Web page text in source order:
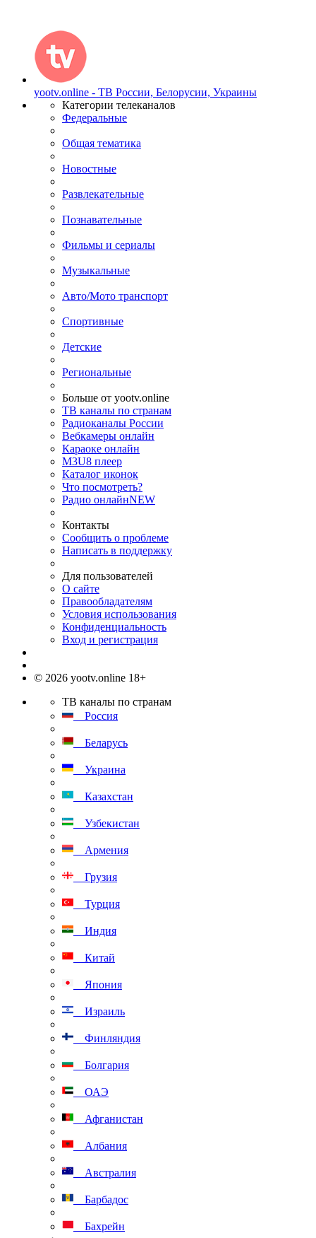
yootv.online - ТВ России, Белорусии, Украины
Категории телеканалов
Федеральные
Общая тематика
Новостные
Развлекательные
Познавательные
Фильмы и сериалы
Музыкальные
Авто/Мото транспорт
Спортивные
Детские
Региональные
Больше от yootv.online
ТВ каналы по странам
Радиоканалы России
Вебкамеры онлайн
Караоке онлайн
M3U8 плеер
Каталог иконок
Что посмотреть?
Радио онлайнNEW
Контакты
Сообщить о проблеме
Написать в поддержку
Для пользователей
О сайте
Правообладателям
Условия использования
Конфиденциальность
Вход и регистрация
© 2026 yootv.online 18+
ТВ каналы по странам
Россия
Беларусь
Украина
Казахстан
Узбекистан
Армения
Грузия
Турция
Индия
Китай
Япония
Израиль
Финляндия
Болгария
ОАЭ
Афганистан
Албания
Австралия
Барбадос
Бахрейн